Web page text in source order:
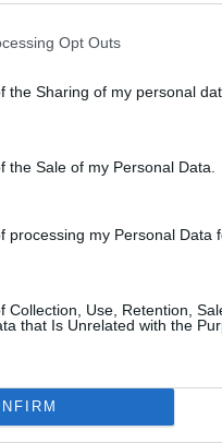
Opt Outs
the Sharing of my personal
the Sale of my Personal Data.
processing my Personal Data
Collection, Use, Retention,
that Is Unrelated with the
πάρκου Faria Αίολος
12
του Green Business και των
την Πολιτική Δεδομένων